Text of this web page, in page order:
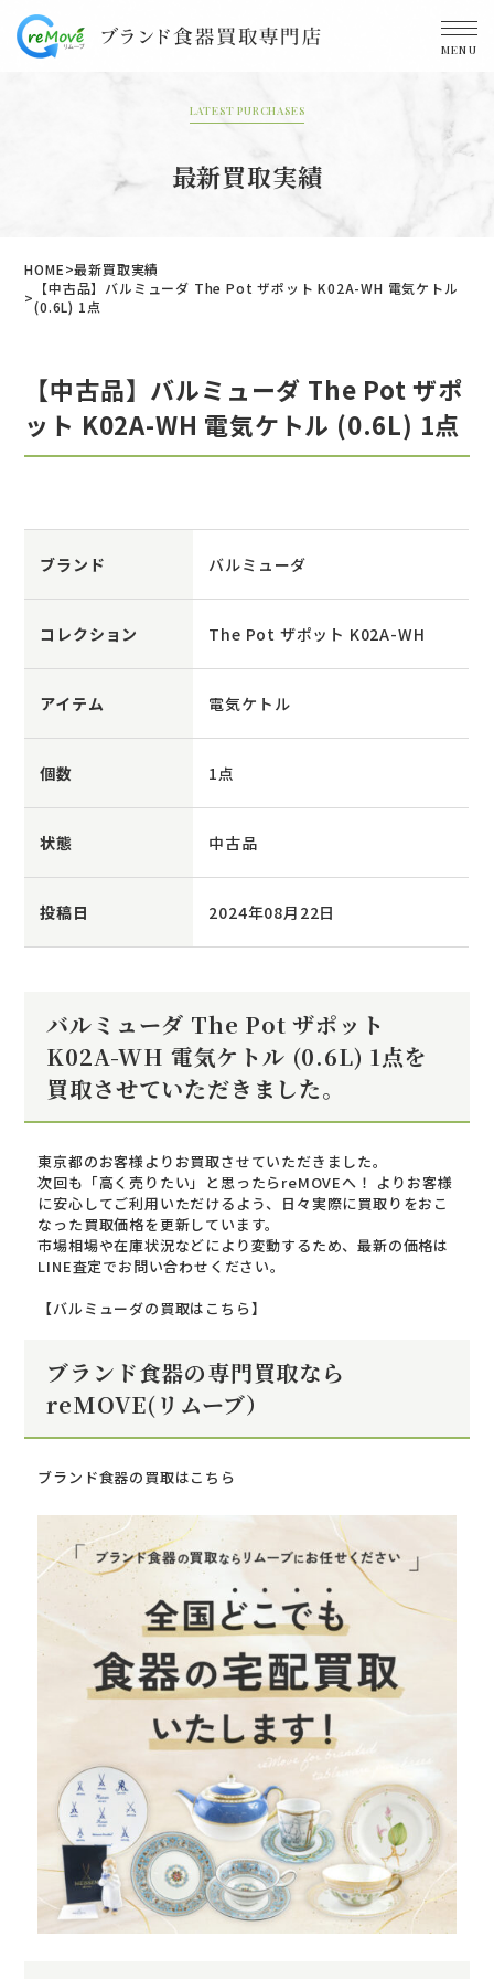
MENU
LATEST PURCHASES
最新買取実績
HOME
最新買取実績
【中古品】バルミューダ The Pot ザポット K02A-WH 電気ケトル
(0.6L) 1点
【中古品】バルミューダ The Pot ザポ
ット K02A-WH 電気ケトル (0.6L) 1点
ブランド バルミューダ
コレクション The Pot ザポット K02A-WH
アイテム 電気ケトル
個数 1点
状態 中古品
投稿日 2024年08月22日
バルミューダ The Pot ザポット
K02A-WH 電気ケトル (0.6L) 1点を
買取させていただきました。
東京都のお客様よりお買取させていただきました。
次回も「高く売りたい」と思ったらreMOVEへ！ よりお客様
に安心してご利用いただけるよう、日々実際に買取りをおこ
なった買取価格を更新しています。
市場相場や在庫状況などにより変動するため、最新の価格は
LINE査定でお問い合わせください。
【バルミューダの買取はこちら】
ブランド食器の専門買取なら
reMOVE(リムーブ）
ブランド食器の買取はこちら